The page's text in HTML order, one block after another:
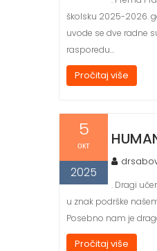
školsku 2025-2026.
uvode se dve radne
rasporedu…
Pročitaj više
5
окт
2025
. Dragi
u znak podrške
Posebno nam je
Pročitaj više